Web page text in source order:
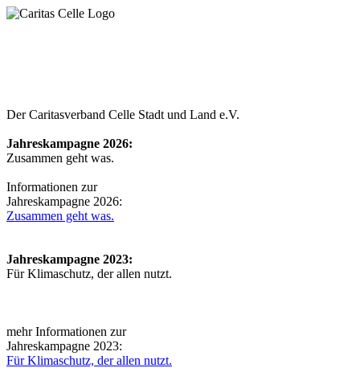
Der Caritasverband Celle Stadt und Land e.V.
Jahreskampagne 2026:
Zusammen geht was.
Informationen zur
Jahreskampagne 2026:
Zusammen geht was.
Jahreskampagne 2023:
Für Klimaschutz, der allen nutzt.
mehr Informationen zur
Jahreskampagne 2023:
Für Klimaschutz, der allen nutzt.